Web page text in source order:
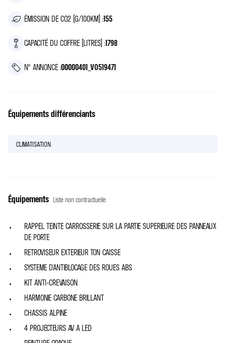
ÉMISSION DE CO2 (G/100KM) : 155
CAPACITÉ DU COFFRE (LITRES) : 1798
N° ANNONCE : 00000401_VO519471
Équipements différenciants
CLIMATISATION
Équipements Liste non contractuelle
RAPPEL TEINTE CARROSSERIE SUR LA PARTIE SUPERIEURE DES PANNEAUX
DE PORTE
RETROVISEUR EXTERIEUR TON CAISSE
SYSTEME D'ANTIBLOCAGE DES ROUES ABS
KIT ANTI-CREVAISON
HARMONIE CARBONE BRILLANT
CHASSIS ALPINE
4 PROJECTEURS AV A LED